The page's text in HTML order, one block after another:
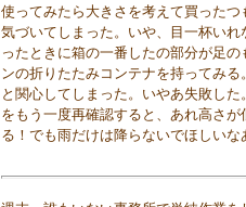
使ってみたら大きさを考えて買った
気づいてしまった。いや、目一杯い
ったときに箱の一番したの部分が足
ンの折りたたみコンテナを持ってみ
と関心してしまった。いやあ失敗し
をもう一度再確認すると、あれ高さ
る！でも雨だけは降らないでほしいな